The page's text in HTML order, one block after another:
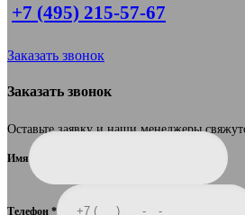
+7 (495) 215-57-67
Заказать звонок
Заказать звонок
Оставьте заявку и наши менеджеры
Имя
Телефон *